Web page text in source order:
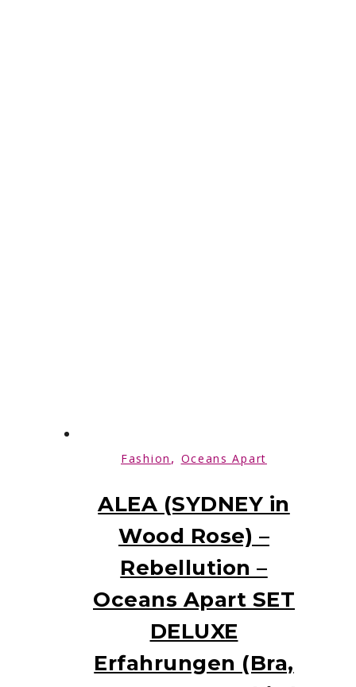
Fashion , Oceans Apart
ALEA (SYDNEY in
Wood Rose) –
Rebellution –
Oceans Apart SET
DELUXE
Erfahrungen (Bra,